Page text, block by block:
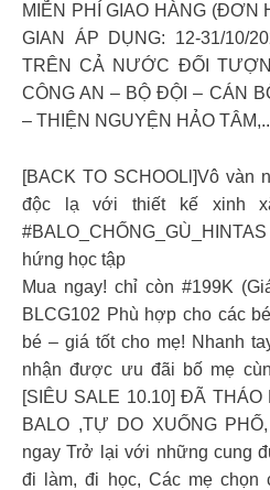
MIỄN PHÍ GIAO HÀNG (ĐƠN
GIAN ÁP DỤNG: 12-31/10/
TRÊN CẢ NƯỚC ĐỐI
CÔNG AN – BỘ ĐỘI – CÁN
– THIỆN NGUYỆN HẢO TÂM,..
[BACK TO SCHOOLl]Vô vàn
độc lạ với thiết kế xinh
hứng học tập
Mua ngay! chỉ còn #199K
BLCG102 Phù hợp cho các
bé – giá tốt cho mẹ! Nhanh
nhận được ưu đãi bố mẹ
[SIÊU SALE 10.10] ĐÃ THÁO
BALO ,TỰ DO XUỐNG
ngay Trở lại với những cung
đi làm, đi học, Các mẹ chọn